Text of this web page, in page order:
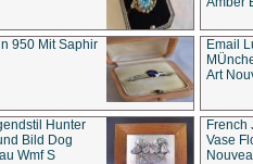
950 Mit Saphir
Email
Art
Hunter
Bild Dog
Wmf S
French
Vase